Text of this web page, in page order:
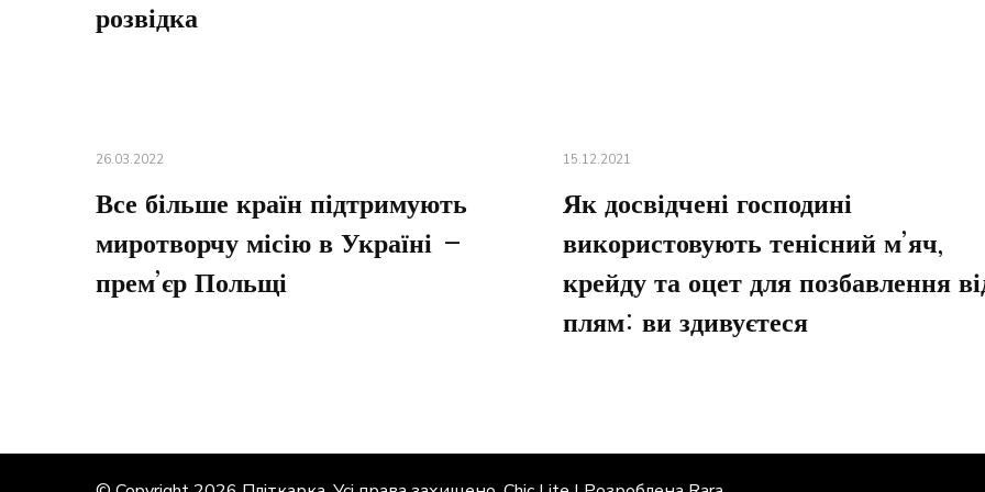
розвідка
26.03.2022
Все більше країн підтримують
миротворчу місію в Україні –
прем’єр Польщі
15.12.2021
Як досвідчені господині
використовують тенісний м’яч,
крейду та оцет для позбавлення
плям: ви здивуєтеся